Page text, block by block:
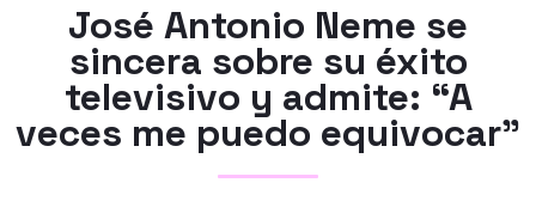
José Antonio Neme se
sincera sobre su éxito
televisivo y admite: “A
veces me puedo equivocar”